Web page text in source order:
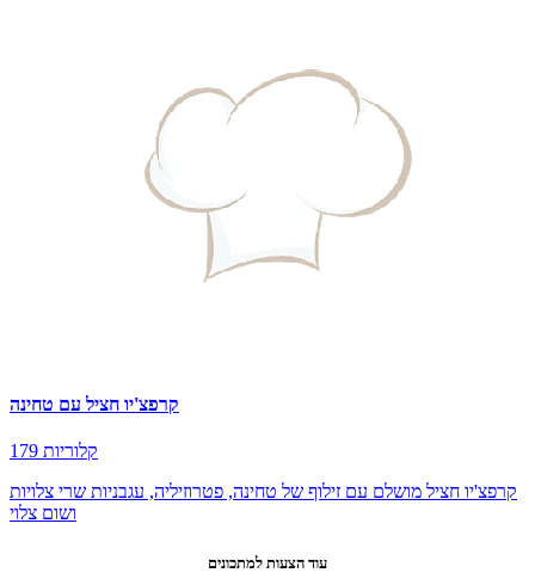
קרפצ'יו חציל עם טחינה
179 קלוריות
קרפצ'יו חציל מושלם עם זילוף של טחינה, פטרוזיליה, עגבניות שרי צלויות
ושום צלוי
עוד הצעות למתכונים